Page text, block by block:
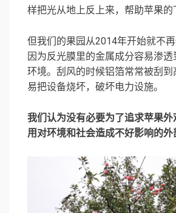
样把光从地上反上来，帮助苹果的
但我们的果园从2014年开始就不再
因为反光膜里的金属成分容易渗
环境。刮风的时候铝箔常常被刮到
易把设备烧坏，破坏电力设施。
我们认为没有必要为了追求苹果
用对环境和社会造成不好影响的外